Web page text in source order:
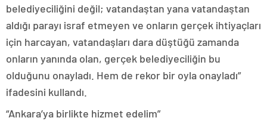
belediyeciliğini değil; vatandaştan yana vatandaştan
aldığı parayı israf etmeyen ve onların gerçek ihtiyaçları
için harcayan, vatandaşları dara düştüğü zamanda
onların yanında olan, gerçek belediyeciliğin bu
olduğunu onayladı. Hem de rekor bir oyla onayladı”
ifadesini kullandı.
“Ankara’ya birlikte hizmet edelim”